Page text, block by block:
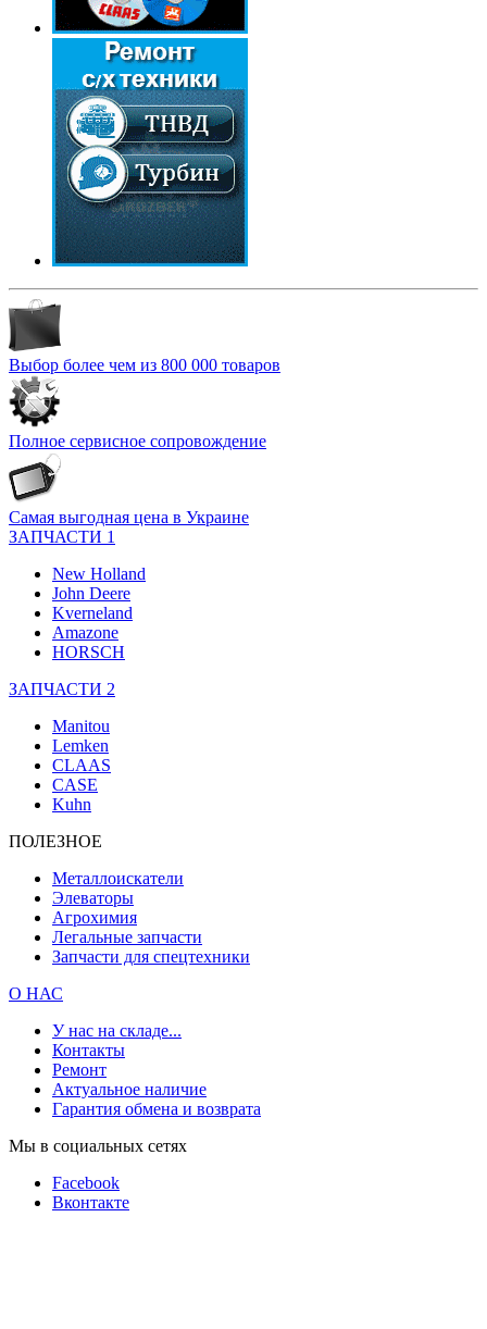
Выбор более чем из 800 000 товаров
Полное сервисное сопровождение
Самая выгодная цена в Украине
ЗАПЧАСТИ 1
New Holland
John Deere
Kverneland
Amazone
HORSCH
ЗАПЧАСТИ 2
Manitou
Lemken
CLAAS
CASE
Kuhn
ПОЛЕЗНОЕ
Металлоискатели
Элеваторы
Агрохимия
Легальные запчасти
Запчасти для спецтехники
О НАС
У нас на складе...
Контакты
Ремонт
Актуальное наличие
Гарантия обмена и возврата
Мы в социальных сетях
Facebook
Вконтакте